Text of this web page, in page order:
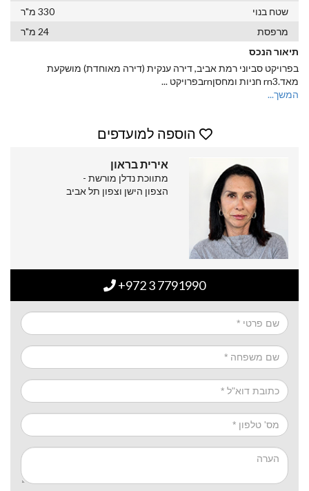
שטח בנוי
330 מ"ר
מרפסת
24 מ"ר
תיאור הנכס
בפרויקט סביוני רמת אביב, דירה ענקית (דירה מאוחדת) מושקעת
מאד.rn3 חניות ומחסןrnבפרויקט
...
המשך...
הוספה למועדפים
אירית בראון
מתווכת נדלן מורשת -
הצפון הישן וצפון תל אביב
+972 3 7791990